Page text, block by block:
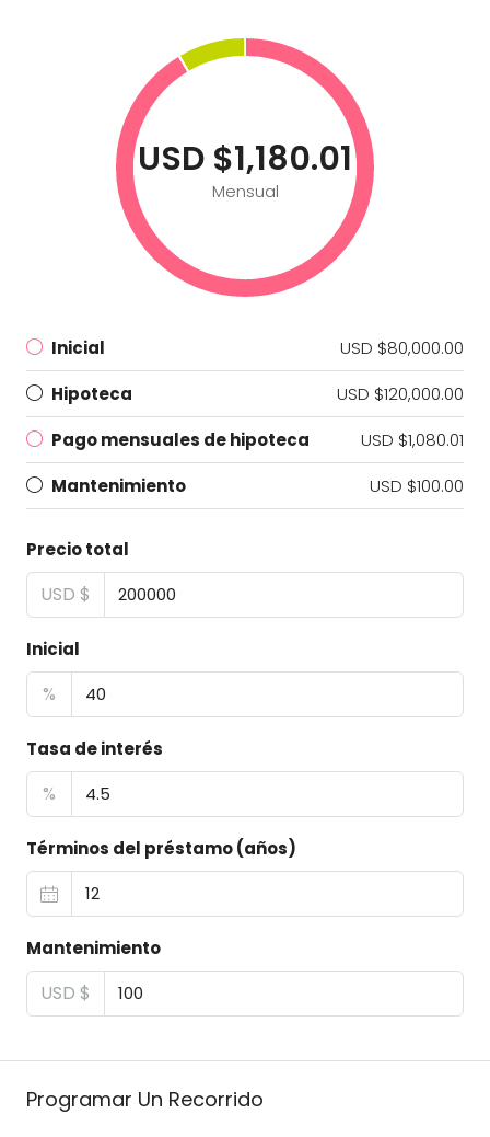
USD $1,180.01
Mensual
Inicial
USD $80,000.00
Hipoteca
USD $120,000.00
Pago mensuales de hipoteca
USD $1,080.01
Mantenimiento
USD $100.00
Precio total
USD $
Inicial
%
Tasa de interés
%
Términos del préstamo (años)
Mantenimiento
USD $
Programar Un Recorrido